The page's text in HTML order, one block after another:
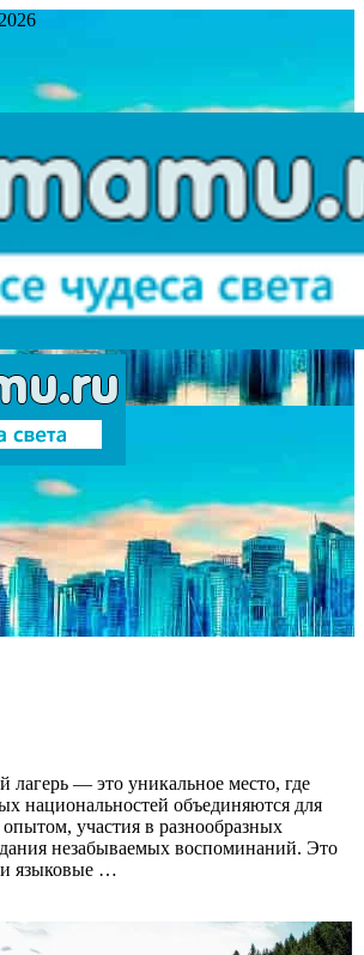
лагерь — это уникальное место, где
национальностей объединяются для
участия в разнообразных
незабываемых воспоминаний. Это
и языковые …